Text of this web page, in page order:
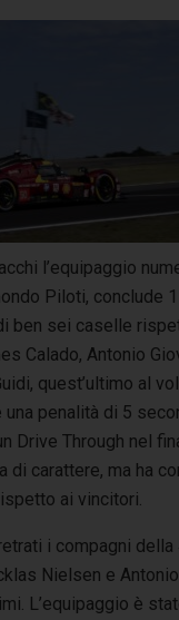
l’equipaggio
Piloti, conclude
ben sei caselle
Calado, Antonio
quest’ultimo al
penalità di 5
Drive Through nel
di carattere, ma ha
ai vincitori.
i compagni
Nielsen e
L’equipaggio è